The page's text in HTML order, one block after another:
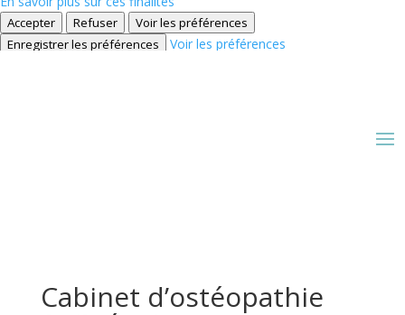
Accepter Refuser
Voir les préférences
Enregistrer les préférences
Voir les préférences
Cabinet d’ostéopathie